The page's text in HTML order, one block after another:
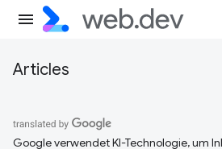
Articles
Google verwendet KI-Technologie, um